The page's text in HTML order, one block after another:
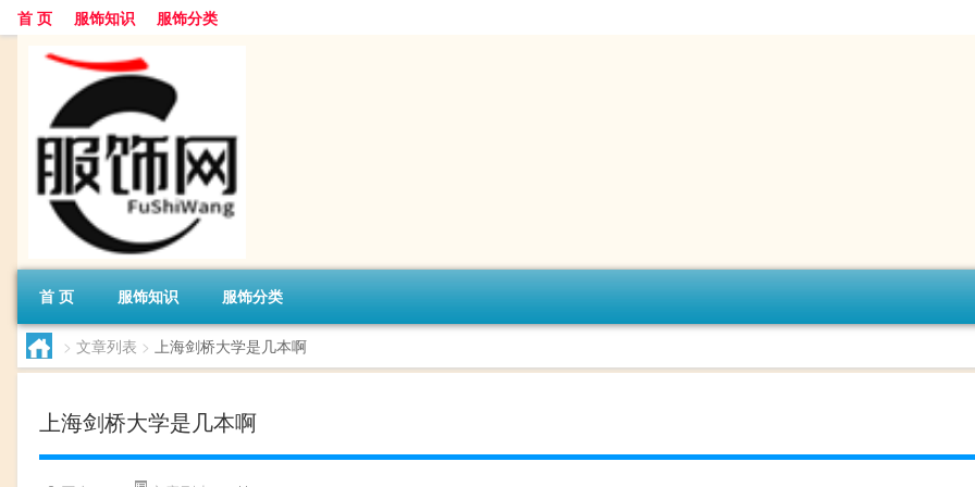
首 页 服饰知识 服饰分类
首 页 服饰知识 服饰分类
> 文章列表 > 上海剑桥大学是几本啊
上海剑桥大学是几本啊